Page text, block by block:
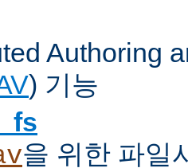
Authoring
) 기능
을 위한 파일